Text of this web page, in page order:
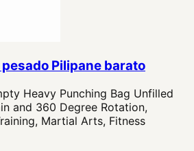
Pilipane barato
Heavy Punching Bag Unfilled
and 360 Degree Rotation,
Martial Arts, Fitness